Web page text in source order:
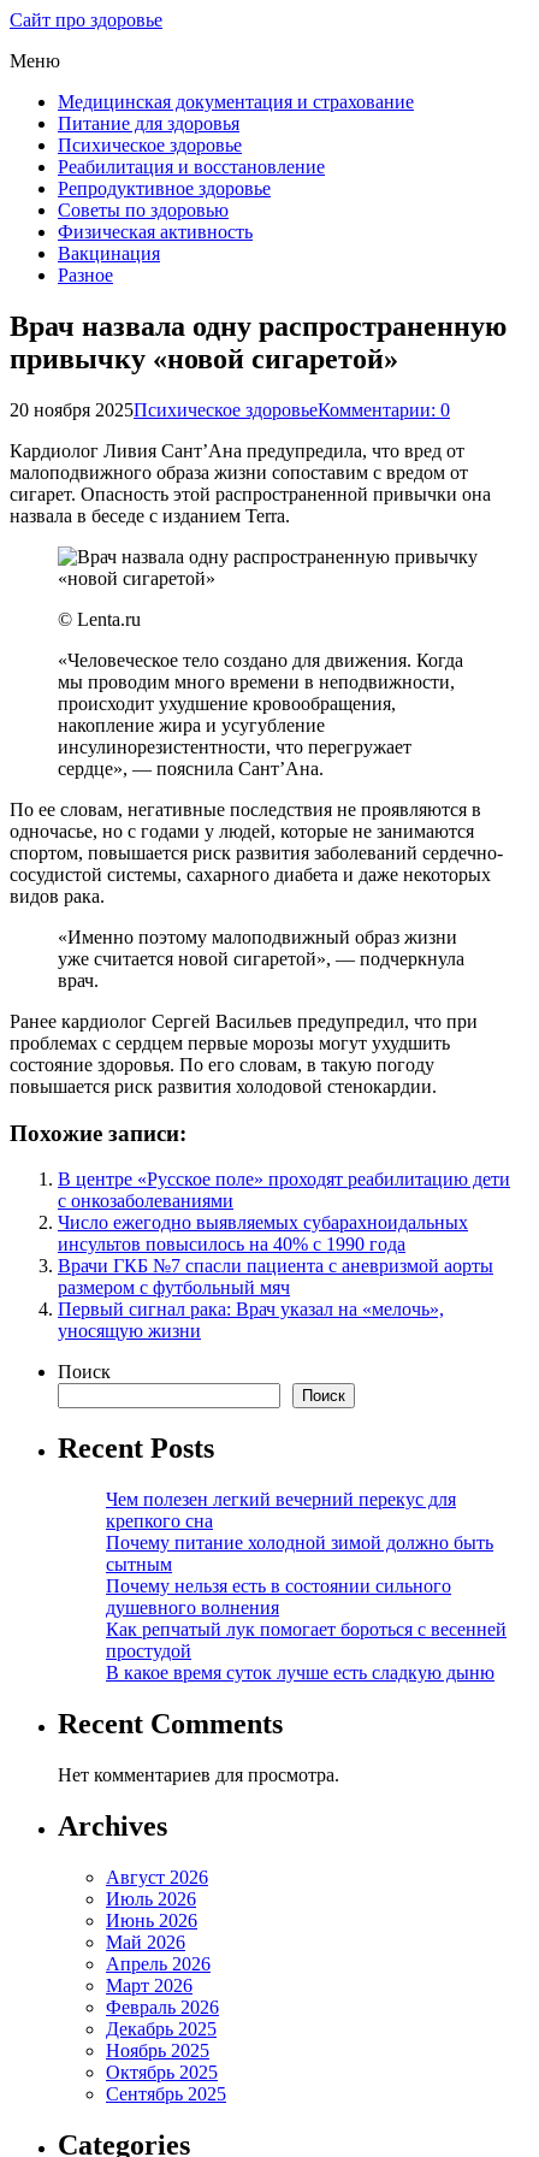
Сайт про здоровье
Меню
Медицинская документация и страхование
Питание для здоровья
Психическое здоровье
Реабилитация и восстановление
Репродуктивное здоровье
Советы по здоровью
Физическая активность
Вакцинация
Разное
Врач назвала одну распространенную
привычку «новой сигаретой»
20 ноября 2025Психическое здоровьеКомментарии: 0
Кардиолог Ливия Сант’Ана предупредила, что вред от
малоподвижного образа жизни сопоставим с вредом от
сигарет. Опасность этой распространенной привычки она
назвала в беседе с изданием Terra.
© Lenta.ru
«Человеческое тело создано для движения. Когда
мы проводим много времени в неподвижности,
происходит ухудшение кровообращения,
накопление жира и усугубление
инсулинорезистентности, что перегружает
сердце», — пояснила Сант’Ана.
По ее словам, негативные последствия не проявляются в
одночасье, но с годами у людей, которые не занимаются
спортом, повышается риск развития заболеваний сердечно-
сосудистой системы, сахарного диабета и даже некоторых
видов рака.
«Именно поэтому малоподвижный образ жизни
уже считается новой сигаретой», — подчеркнула
врач.
Ранее кардиолог Сергей Васильев предупредил, что при
проблемах с сердцем первые морозы могут ухудшить
состояние здоровья. По его словам, в такую погоду
повышается риск развития холодовой стенокардии.
Похожие записи:
В центре «Русское поле» проходят реабилитацию дети
с онкозаболеваниями
Число ежегодно выявляемых субарахноидальных
инсультов повысилось на 40% с 1990 года
Врачи ГКБ №7 спасли пациента с аневризмой аорты
размером с футбольный мяч
Первый сигнал рака: Врач указал на «мелочь»,
уносящую жизни
Поиск
Поиск
Recent Posts
Чем полезен легкий вечерний перекус для
крепкого сна
Почему питание холодной зимой должно быть
сытным
Почему нельзя есть в состоянии сильного
душевного волнения
Как репчатый лук помогает бороться с весенней
простудой
В какое время суток лучше есть сладкую дыню
Recent Comments
Нет комментариев для просмотра.
Archives
Август 2026
Июль 2026
Июнь 2026
Май 2026
Апрель 2026
Март 2026
Февраль 2026
Декабрь 2025
Ноябрь 2025
Октябрь 2025
Сентябрь 2025
Categories